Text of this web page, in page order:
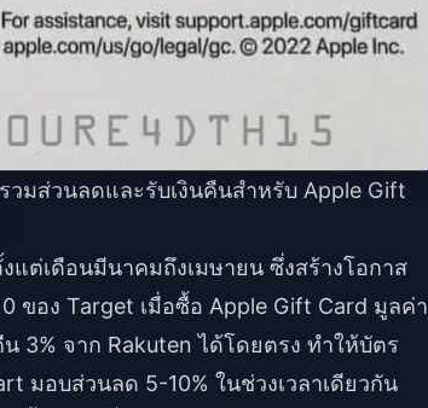
วมส่วนลดและรับเงินคืนสำหรับ Apple Gift
ต่เดือนมีนาคมถึงเมษายน ซึ่งสร้างโอกาส
ของ Target เมื่อซื้อ Apple Gift Card มูลค่า
3% จาก Rakuten ได้โดยตรง ทำให้บัตร
มอบส่วนลด 5-10% ในช่วงเวลาเดียวกัน